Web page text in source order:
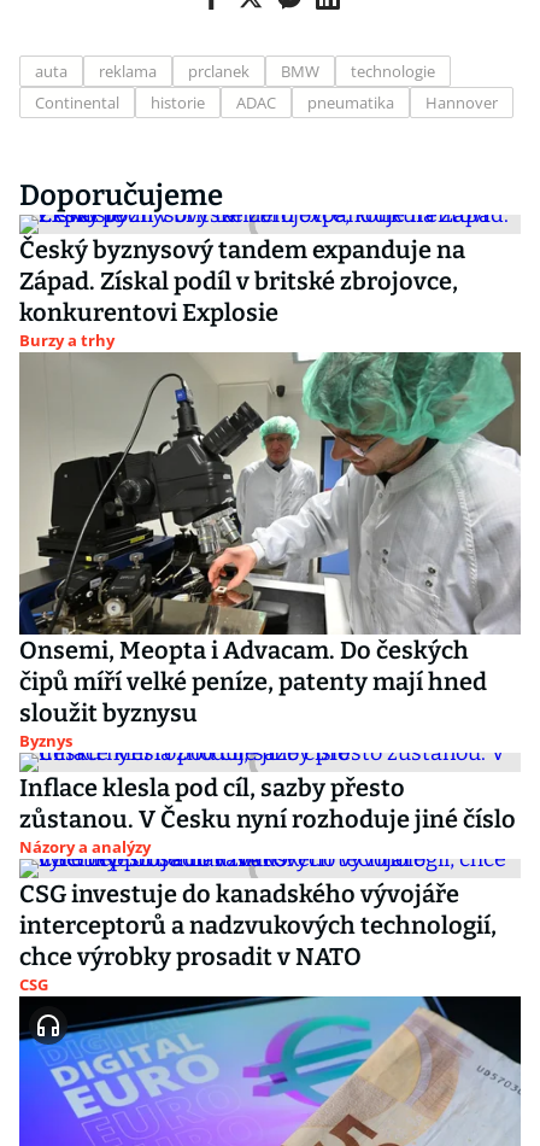
auta reklama prclanek BMW
technologie
Continental
historie ADAC pneumatika Hannover
Doporučujeme
Český byznysový tandem expanduje na
Západ. Získal podíl v britské zbrojovce,
konkurentovi Explosie
Burzy a trhy
Onsemi, Meopta i Advacam. Do českých
čipů míří velké peníze, patenty mají hned
sloužit byznysu
Byznys
Inflace klesla pod cíl, sazby přesto
zůstanou. V Česku nyní rozhoduje jiné číslo
Názory a analýzy
CSG investuje do kanadského vývojáře
interceptorů a nadzvukových technologií,
chce výrobky prosadit v NATO
CSG